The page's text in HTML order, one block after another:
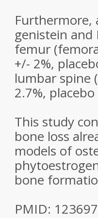
Furthermore,
genistein and
femur
+/- 2%,
lumbar spine
2.7%,
This study
bone loss
models of
bone
PMID: